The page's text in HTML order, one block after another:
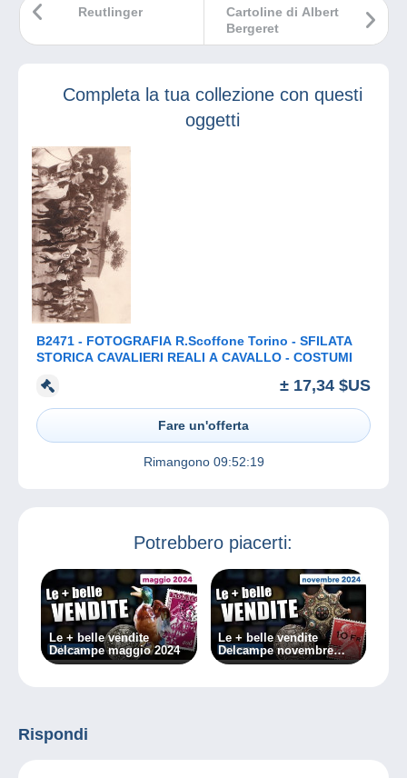
Cartoline di Albert
Bergeret
Reutlinger
Completa la tua collezione con questi
oggetti
B2471 - FOTOGRAFIA R.Scoffone Torino - SFILATA
STORICA CAVALIERI REALI A CAVALLO - COSTUMI
± 17,34 $US
Fare un'offerta
Rimangono 09:52:19
Potrebbero piacerti:
Le + belle vendite
Delcampe maggio 2024
Le + belle vendite
Delcampe novembre
2024
Rispondi